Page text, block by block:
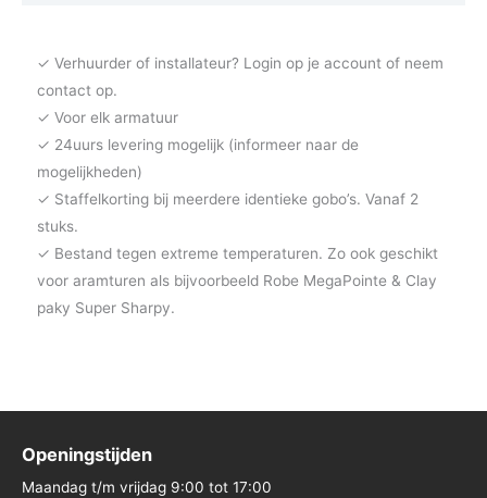
✓ Verhuurder of installateur? Login op je account of neem
contact op.
✓ Voor elk armatuur
✓ 24uurs levering mogelijk (informeer naar de
mogelijkheden)
✓ Staffelkorting bij meerdere identieke gobo’s. Vanaf 2
stuks.
✓ Bestand tegen extreme temperaturen. Zo ook geschikt
voor aramturen als bijvoorbeeld Robe MegaPointe & Clay
paky Super Sharpy.
Openingstijden
Maandag t/m vrijdag 9:00 tot 17:00